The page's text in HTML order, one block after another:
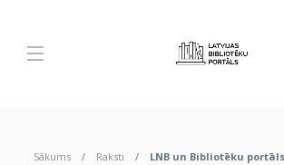
Sākums Raksti
LNB un Bibliotēku